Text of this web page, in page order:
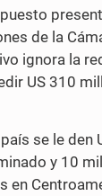
de la
ignora la
US 310
se le den
y 10
en